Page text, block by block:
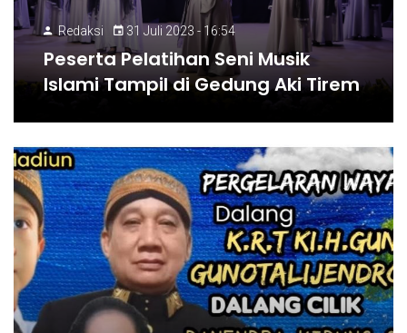
Redaksi 31 Juli 2023 - 16:54
Peserta Pelatihan Seni Musik
Islami Tampil di Gedung Aki Tirem